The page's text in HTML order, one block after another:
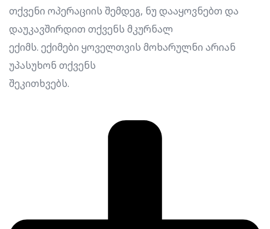
თქვენი ოპერაციის შემდეგ, ნუ დააყოვნებთ და
დაუკავშირდით თქვენს მკურნალ
ექიმს. ექიმები ყოველთვის მოხარულნი არიან
უპასუხონ თქვენს
შეკითხვებს.